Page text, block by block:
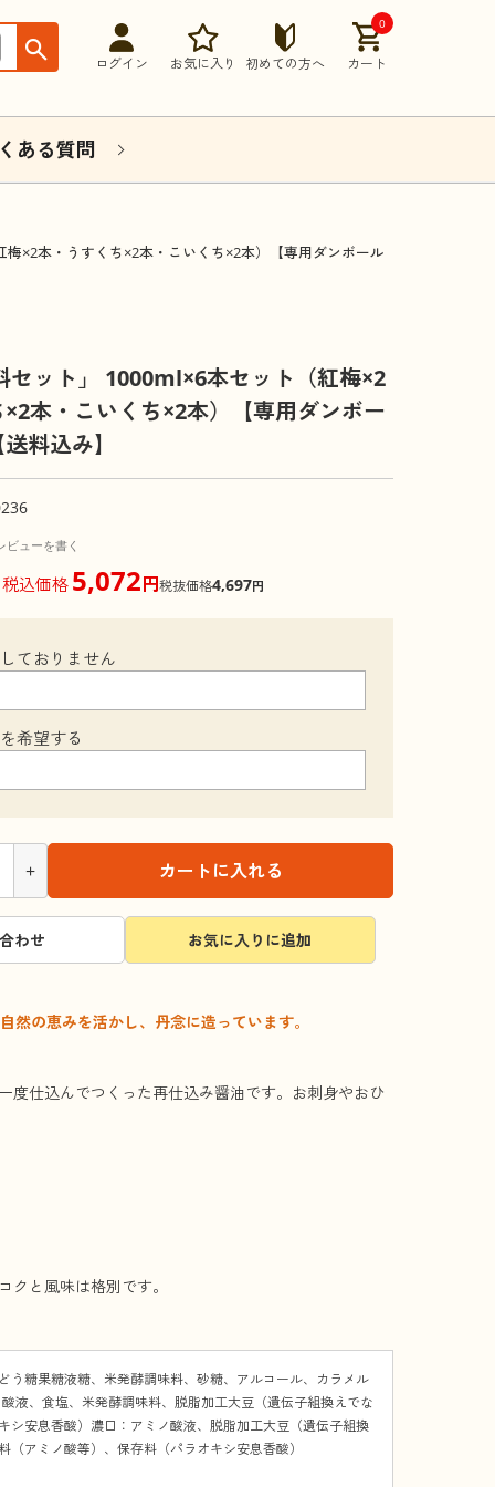
ログイン お気に入り 初めての方へ
0
カート
ある質問
×2本・うすくち×2本・こいくち×2本）【専用ダンボール
セット」 1000ml×6本セット（紅梅×2
本・こいくち×2本）【専用ダンボー
料込み】
ビューを書く
税込価格 5,072円税抜価格4,697円
ておりません
希望する
+ カートに入れる
わせ お気に入りに追加
の恵みを活かし、丹念に造っています。
度仕込んでつくった再仕込み醤油です。お刺身やおひ
と風味は格別です。
糖果糖液糖、米発酵調味料、砂糖、アルコール、カラメル
、食塩、米発酵調味料、脱脂加工大豆（遺伝子組換えでな
安息香酸）濃口：アミノ酸液、脱脂加工大豆（遺伝子組換
アミノ酸等）、保存料（パラオキシ安息香酸）